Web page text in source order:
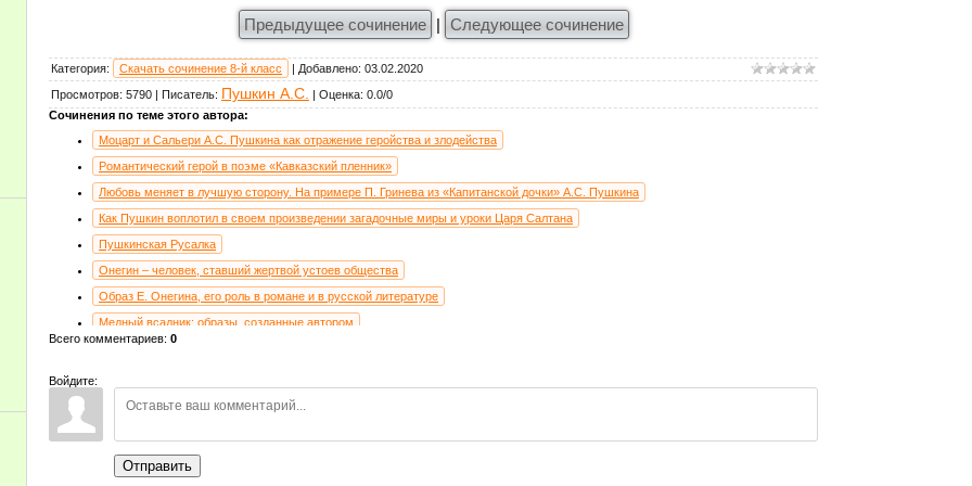
Предыдущее сочинение
| Следующее сочинение
Категория: Скачать сочинение 8-й класс Добавлено: 03.02.2020
Просмотров: 5790 Писатель: Пушкин А.С. Оценка: 0.0/0
Сочинения по теме этого автора:
Моцарт и Сальери А.С. Пушкина как отражение геройства и злодейства
Романтический герой в поэме «Кавказский пленник»
Любовь меняет в лучшую сторону. На примере П. Гринева из «Капитанской дочки» А.С. Пушкина
Как Пушкин воплотил в своем произведении загадочные миры и уроки Царя Салтана
Пушкинская Русалка
Онегин – человек, ставший жертвой устоев общества
Образ Е. Онегина, его роль в романе и в русской литературе
Медный всадник: образы, созданные автором
Была ли жизнь Маши Троекуровой из романа «Дубровский» необычной
Татьяна Ларина – любовь Онегина, изменившего своё поведение
Образ Онегина как отражение молодого дворянства в романе «Евгений Онегин» А.С. Пушкина
Пушкин. Дубровский.
Всего комментариев: 0
Войдите:
Отправить